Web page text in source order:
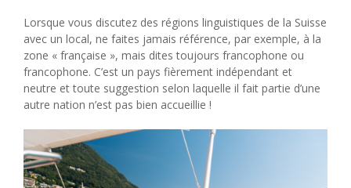
Lorsque vous discutez des régions linguistiques de la Suisse
avec un local, ne faites jamais référence, par exemple, à la
zone « française », mais dites toujours francophone ou
francophone. C’est un pays fièrement indépendant et
neutre et toute suggestion selon laquelle il fait partie d’une
autre nation n’est pas bien accueillie !